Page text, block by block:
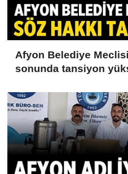
Afyon Belediye
sonunda tansiyon